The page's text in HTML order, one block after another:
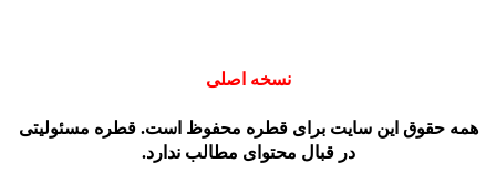
نسخه اصلی
حقوق این سایت برای قطره محفوظ است. قطره مسئولیتی
در قبال محتوای مطالب ندارد.